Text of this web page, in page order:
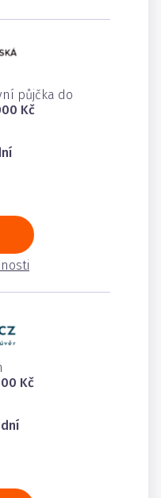
půjčka do
Kč
Kč